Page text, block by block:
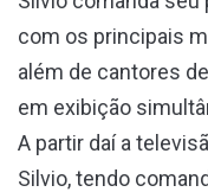
com os principais
além de cantores
em exibição
A partir daí a
Silvio, tendo